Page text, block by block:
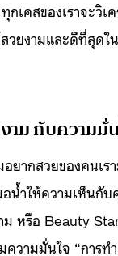
กเคสของเราจะวิ
วยงามและดีที่สุด
ม กับความมั่
ยากสวยของคนเร
น้ำให้ความเห็นกับ
ม หรือ Beauty
ความมั่นใจ “การท